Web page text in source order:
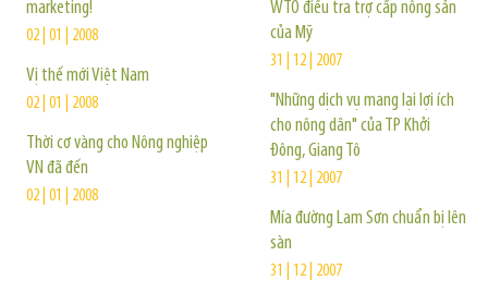
marketing!
02 | 01 | 2008
Vị thế mới Việt Nam
02 | 01 | 2008
Thời cơ vàng cho Nông nghiệp
VN đã đến
02 | 01 | 2008
WTO điều tra trợ cấp nông sản
của Mỹ
31 | 12 | 2007
"Những dịch vụ mang lại lợi ích
cho nông dân" của TP Khởi
Đông, Giang Tô
31 | 12 | 2007
Mía đường Lam Sơn chuẩn bị lên
sàn
31 | 12 | 2007